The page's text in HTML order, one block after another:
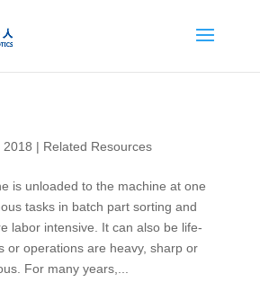
2018 | Related Resources
is unloaded to the machine at one
tasks in batch part sorting and
labor intensive. It can also be life-
or operations are heavy, sharp or
For many years,...